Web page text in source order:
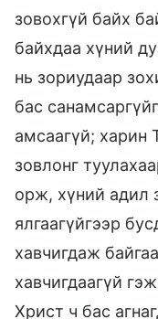
зовохгүй байх
байхдаа хүний
нь зориудаар
бас
амсаагүй; харин
зовлонг
орж, хүний адил
ялгаагүйгээр
хавчигдаж
хавчигдаагүй
Христ ч бас